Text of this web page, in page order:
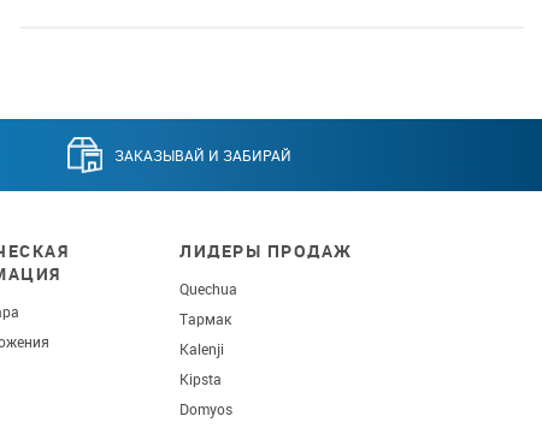
ЗАКАЗЫВАЙ И ЗАБИРАЙ
ЛИДЕРЫ ПРОДАЖ
Quechua
Тармак
Kalenji
Kipsta
Domyos